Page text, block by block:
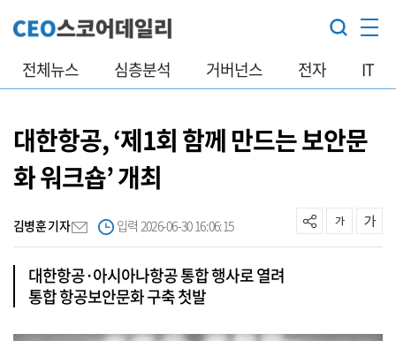
전체뉴스 심층분석 거버넌스 전자 IT
대한항공, ‘제1회 함께 만드는 보안문
화 워크숍’ 개최
김병훈 기자 입력 2026-06-30 16:06:15
대한항공·아시아나항공 통합 행사로 열려
통합 항공보안문화 구축 첫발